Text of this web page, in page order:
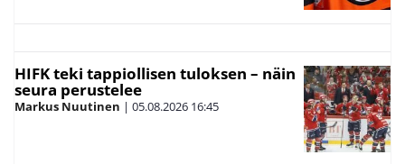
HIFK teki tappiollisen tuloksen – näin
seura perustelee
Markus Nuutinen | 05.08.2026 16:45